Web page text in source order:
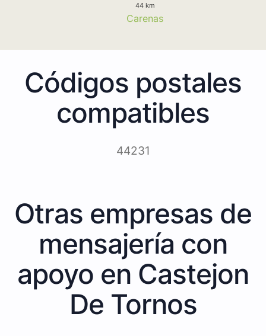
44 km
Carenas
Códigos postales
compatibles
44231
Otras empresas de
mensajería con
apoyo en Castejon
De Tornos